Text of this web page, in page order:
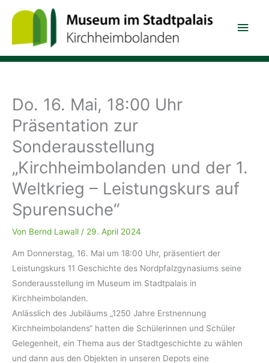
Inhalt
Do. 16. Mai, 18:00 Uhr
Präsentation zur
Sonderausstellung
„Kirchheimbolanden und der 1.
Weltkrieg – Leistungskurs auf
Spurensuche“
Von Bernd Lawall / 29. April 2024
Am Donnerstag, 16. Mai um 18:00 Uhr, präsentiert der
Leistungskurs 11 Geschichte des Nordpfalzgynasiums seine
Sonderausstellung im Museum im Stadtpalais in
Kirchheimbolanden.
Anlässlich des Jubiläums „1250 Jahre Erstnennung
Kirchheimbolandens“ hatten die Schülerinnen und Schüler
Gelegenheit, ein Thema aus der Stadtgeschichte zu wählen
und dann aus den Objekten in unseren Depots eine